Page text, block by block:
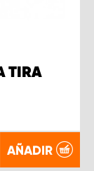
TIRA
AÑADIR